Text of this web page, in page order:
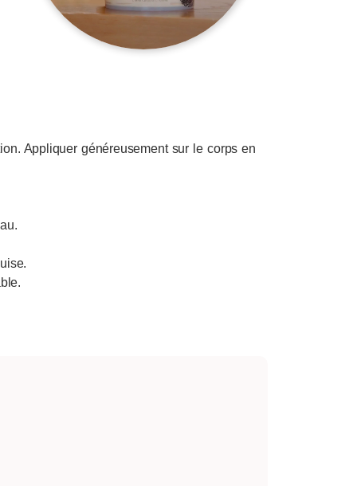
Appliquer généreusement sur le corps en